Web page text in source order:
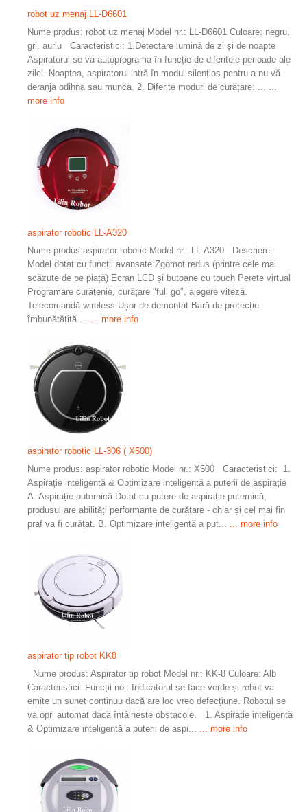
robot uz menaj LL-D6601
Nume produs: robot uz menaj Model nr.: LL-D6601 Culoare: negru,
gri, auriu Caracteristici: 1.Detectare lumină de zi și de noapte
Aspiratorul se va autoprograma în funcție de diferitele perioade ale
zilei. Noaptea, aspiratorul intră în modul silențios pentru a nu vă
deranja odihna sau munca. 2. Diferite moduri de curățare: ...
more info
aspirator robotic LL-A320
Nume produs:aspirator robotic Model nr.: LL-A320 Descriere:
Model dotat cu funcții avansate Zgomot redus (printre cele mai
scăzute de pe piață) Ecran LCD și butoane cu touch Perete virtual
Programare curățenie, curățare "full go", alegere viteză.
Telecomandă wireless Ușor de demontat Bară de protecție
îmbunătățită ...
... more info
aspirator robotic LL-306 ( X500)
Nume produs: aspirator robotic Model nr.: X500 Caracteristici: 1.
Aspirație inteligentă & Optimizare inteligentă a puterii de aspirație
A. Aspirație puternică Dotat cu putere de aspirație puternică,
produsul are abilități performante de curățare - chiar și cel mai fin
praf va fi curățat. B. Optimizare inteligentă a put...
... more info
aspirator tip robot KK8
Nume produs: Aspirator tip robot Model nr.: KK-8 Culoare: Alb
Caracteristici: Funcții noi: Indicatorul se face verde și robot va
emite un sunet continuu dacă are loc vreo defecțiune. Robotul se
va opri automat dacă întâlnește obstacole. 1. Aspirație inteligentă
& Optimizare inteligentă a puterii de aspi...
... more info